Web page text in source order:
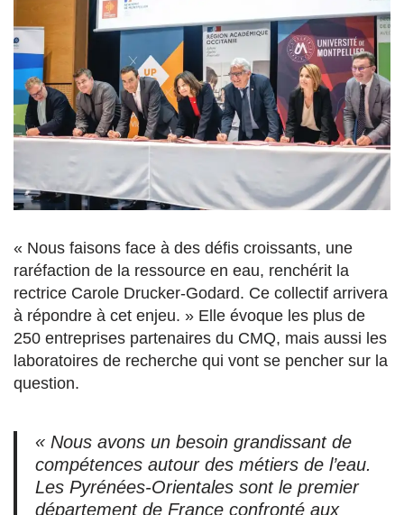
« Nous faisons face à des défis croissants, une
raréfaction de la ressource en eau, renchérit la
rectrice Carole Drucker-Godard. Ce collectif arrivera
à répondre à cet enjeu. » Elle évoque les plus de
250 entreprises partenaires du CMQ, mais aussi les
laboratoires de recherche qui vont se pencher sur la
question.
« Nous avons un besoin grandissant de
compétences autour des métiers de l’eau.
Les Pyrénées-Orientales sont le premier
département de France confronté aux